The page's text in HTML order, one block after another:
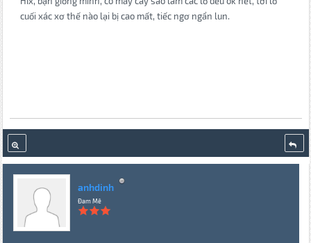
cuối xác xơ thế nào lại bị cao mất, tiếc ngơ ngẩn lun.
anhdinh
Đam Mê